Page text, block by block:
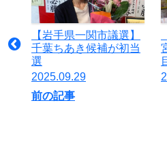
【岩手県一関市議選】
千葉ちあき候補が初当
選
2025.09.29
前の記事